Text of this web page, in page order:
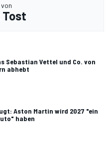
von
Tost
Sebastian Vettel und Co. von
abhebt
Aston Martin wird 2027 "ein
haben